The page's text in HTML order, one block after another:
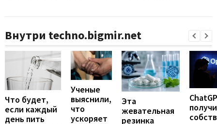
Внутри techno.bigmir.net
Что будет,
если каждый
день пить
Ученые
выяснили,
что
ускоряет
Эта
жевательная
резинка